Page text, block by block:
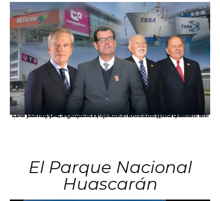
Los principales grupos empresariales del país mantienen una fuerte presencia en Áncash mediante inversiones en comercio, educación, salud e industria pesquera.
El Parque Nacional
Huascarán